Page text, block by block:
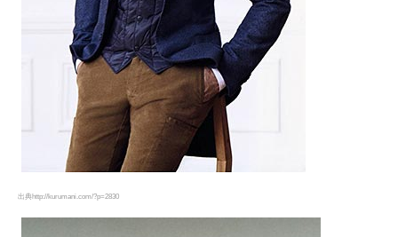
出典http://kurumani.com/?p=2830